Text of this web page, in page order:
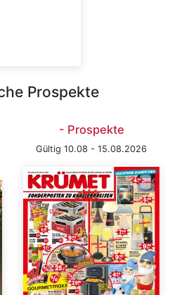
Prospekte
- Prospekte
Gültig 10.08 - 15.08.2026